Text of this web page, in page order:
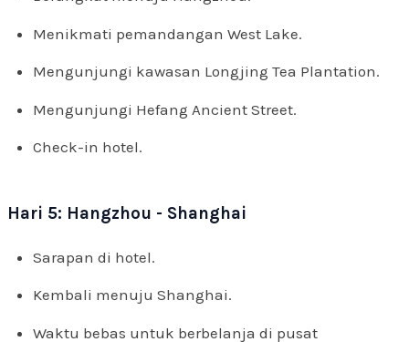
Menikmati pemandangan West Lake.
Mengunjungi kawasan Longjing Tea Plantation.
Mengunjungi Hefang Ancient Street.
Check-in hotel.
Hari 5: Hangzhou - Shanghai
Sarapan di hotel.
Kembali menuju Shanghai.
Waktu bebas untuk berbelanja di pusat